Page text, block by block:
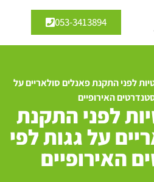
053-3413894
לפני התקנת פאנלים סולאריים על
האירופיים
לפני התקנת
על גגות לפי
האירופיים